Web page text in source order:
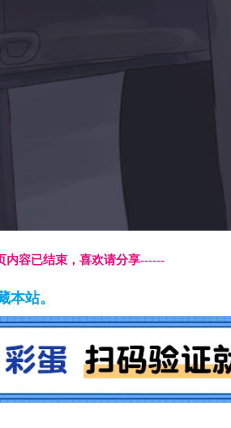
内容已结束，喜欢请分享------
站。